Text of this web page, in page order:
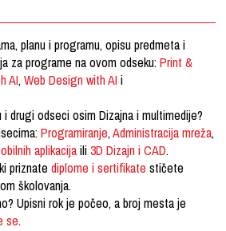
planu i programu, opisu predmeta i
za programe na ovom odseku:Print &
AI,Web Design with AIi
drugi odseci osim Dizajna i multimedije?
Programiranje,Administracija mreža,
aplikacijaili3D Dizajn i CAD.
priznatediplome i sertifikate stičete
školovanja.
Upisni rok je počeo, a broj mesta je
se.